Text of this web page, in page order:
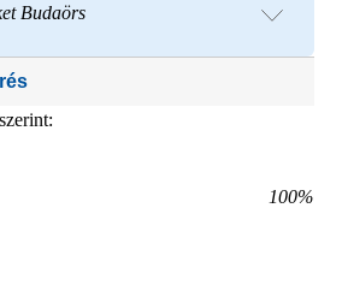
Budaörs
100%